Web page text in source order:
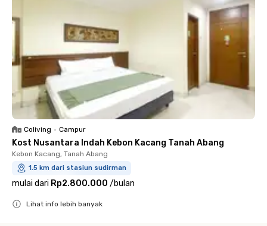
Coliving • Campur
Kost Nusantara Indah Kebon Kacang Tanah Abang
Kebon Kacang, Tanah Abang
1.5 km dari stasiun sudirman
mulai dari Rp2.800.000 /bulan
Lihat info lebih banyak